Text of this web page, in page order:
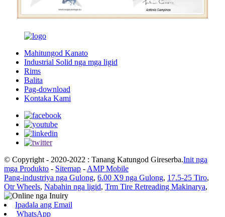
Mahitungod Kanato
Industrial Solid nga mga ligid
Rims
Balita
Pag-download
Kontaka Kami
© Copyright - 2020-2022 : Tanang Katungod Gireserba.Init nga
mga Produkto - Sitemap - AMP Mobile
Pang-industriya nga Gulong, 6.00 X9 nga Gulong, 17.5-25 Tiro,
Otr Wheels, Nabahin nga ligid, Trm Tire Retreading Makinarya,
Ipadala ang Email
WhatsApp